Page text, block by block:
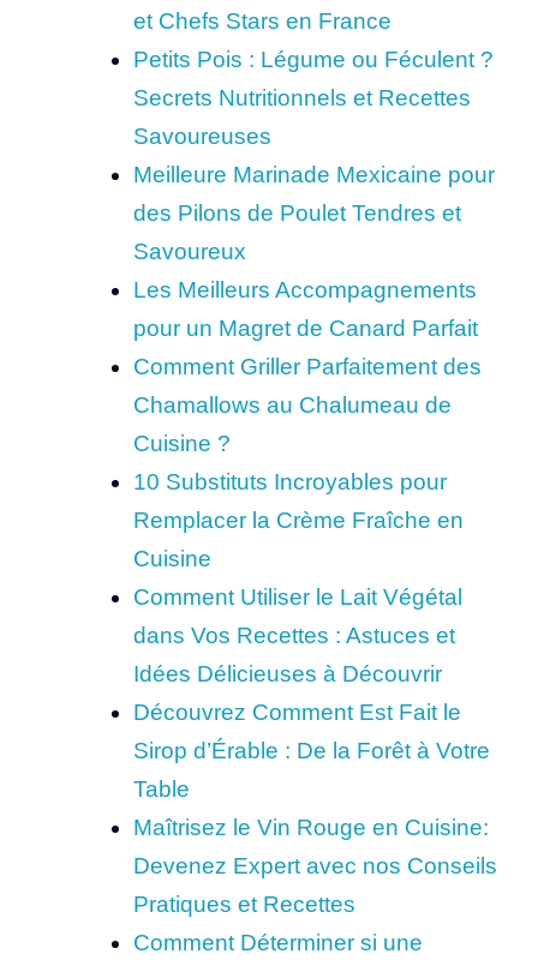
et Chefs Stars en France
Petits Pois : Légume ou Féculent ?
Secrets Nutritionnels et Recettes
Savoureuses
Meilleure Marinade Mexicaine pour
des Pilons de Poulet Tendres et
Savoureux
Les Meilleurs Accompagnements
pour un Magret de Canard Parfait
Comment Griller Parfaitement des
Chamallows au Chalumeau de
Cuisine ?
10 Substituts Incroyables pour
Remplacer la Crème Fraîche en
Cuisine
Comment Utiliser le Lait Végétal
dans Vos Recettes : Astuces et
Idées Délicieuses à Découvrir
Découvrez Comment Est Fait le
Sirop d’Érable : De la Forêt à Votre
Table
Maîtrisez le Vin Rouge en Cuisine:
Devenez Expert avec nos Conseils
Pratiques et Recettes
Comment Déterminer si une